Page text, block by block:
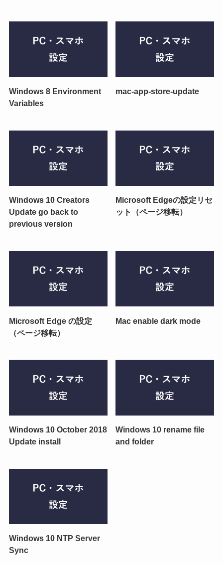
Windows 8 Environment
Variables
mac-app-store-update
Windows 10 Creators
Update go back to
previous version
Microsoft Edgeの設定リセ
ット（ページ移転）
Microsoft Edge の設定
（ページ移転）
Mac enable dark mode
Windows 10 October 2018
Update install
Windows 10 rename file
and folder
Windows 10 NTP Server
Sync